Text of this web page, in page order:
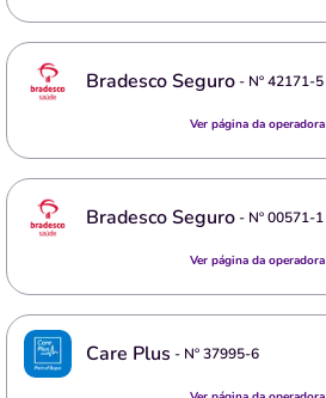
Bradesco Seguro- Nº42171-5
Ver página da operadora
Bradesco Seguro- Nº00571-1
Ver página da operadora
Care Plus - Nº37995-6